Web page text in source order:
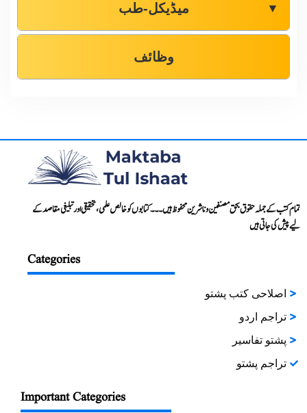
میڈیکل-طب ▼
وظائف
تمام کتب کے جملہ حقوق بحق مصنفین و ناشرین محفوظ ہیں۔۔۔ کتابوں کو خالص علمی، تحقیقی اور تبلیغی مقاصد کے
لیے پیش کی جاتی ہیں
Categories
اصلاحی کتب پشتو
تراجم اردو
پشتو تفاسیر
تراجم پشتو
Important Categories